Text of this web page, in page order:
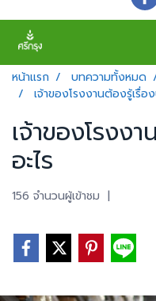
หน้าแรก บทความทั้งหมด
เจ้าของโรงงานต้องรู้เรื่อ
เจ้าของโรงง
อะไร
156 จำนวนผู้เข้าชม |